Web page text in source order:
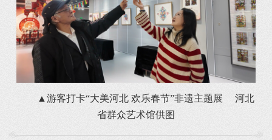
▲游客打卡“大美河北 欢乐春节”非遗主题展 河北
省群众艺术馆供图